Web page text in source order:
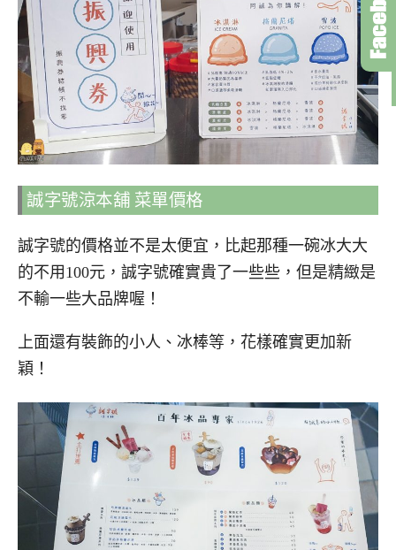
誠字號涼本舖 菜單價格
誠字號的價格並不是太便宜，比起那種一碗冰大大
的不用100元，誠字號確實貴了一些些，但是精緻是
不輸一些大品牌喔！
上面還有裝飾的小人、冰棒等，花樣確實更加新
穎！